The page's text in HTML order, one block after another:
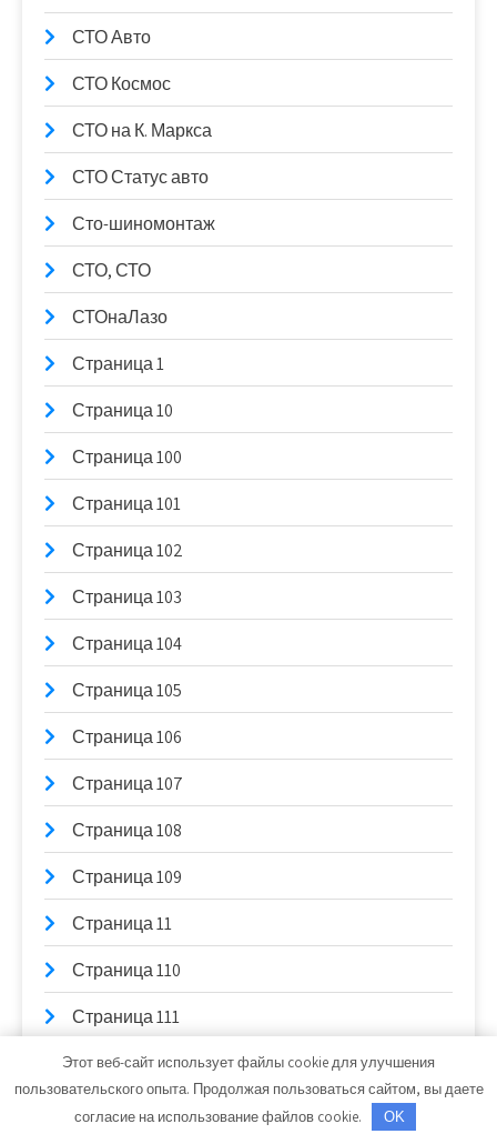
СТО Авто
СТО Космос
СТО на К. Маркса
СТО Статус авто
Сто-шиномонтаж
СТО, СТО
СТОнаЛазо
Страница 1
Страница 10
Страница 100
Страница 101
Страница 102
Страница 103
Страница 104
Страница 105
Страница 106
Страница 107
Страница 108
Страница 109
Страница 11
Страница 110
Страница 111
Страница 112
Страница 113
Этот веб-сайт использует файлы cookie для улучшения
пользовательского опыта. Продолжая пользоваться сайтом, вы даете
согласие на использование файлов cookie.
OK